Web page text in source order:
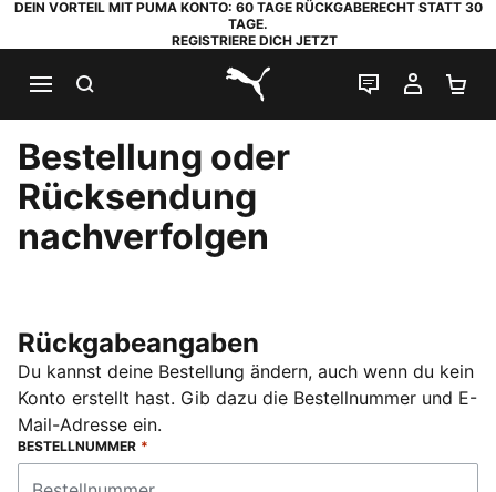
DEIN VORTEIL MIT PUMA KONTO: 60 TAGE RÜCKGABERECHT STATT 30
TAGE.
REGISTRIERE DICH JETZT
PUMA.com
LIVE-CHAT
MEIN
Bestellung oder
Rücksendung
nachverfolgen
Rückgabeangaben
Du kannst deine Bestellung ändern, auch wenn du kein
Konto erstellt hast. Gib dazu die Bestellnummer und E-
Mail-Adresse ein.
BESTELLNUMMER *